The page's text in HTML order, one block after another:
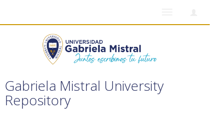
Gabriela Mistral University
Repository